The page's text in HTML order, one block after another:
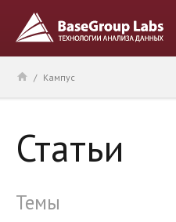
/ Кампус
Статьи
Темы